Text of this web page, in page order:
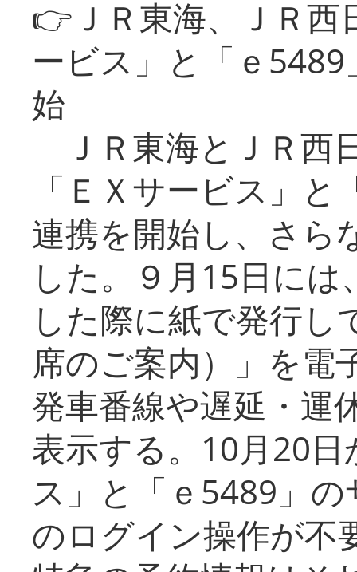
👉ＪＲ東海、ＪＲ
ービス」と「ｅ
始
ＪＲ東海とＪＲ西
「ＥＸサービス」
連携を開始し、さら
した。９月15日に
した際に紙で発行し
席のご案内）」を電
発車番線や遅延・運
表示する。10月20
ス」と「ｅ5489」
のログイン操作が不